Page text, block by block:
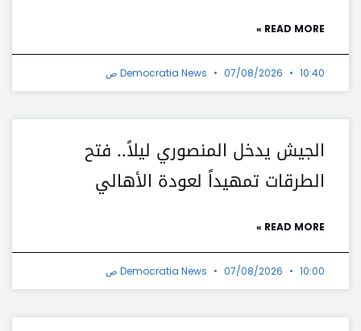
READ MORE »
Democratia News 07/08/2026 10:40 ص
الجيش يدخل المنصوري ليلاً.. فتح
الطرقات تمهيداً لعودة الأهالي
READ MORE »
Democratia News 07/08/2026 10:00 ص